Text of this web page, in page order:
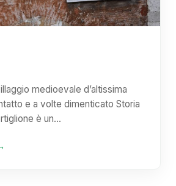
medioevale d’altissima
e a volte dimenticato Storia
è un…